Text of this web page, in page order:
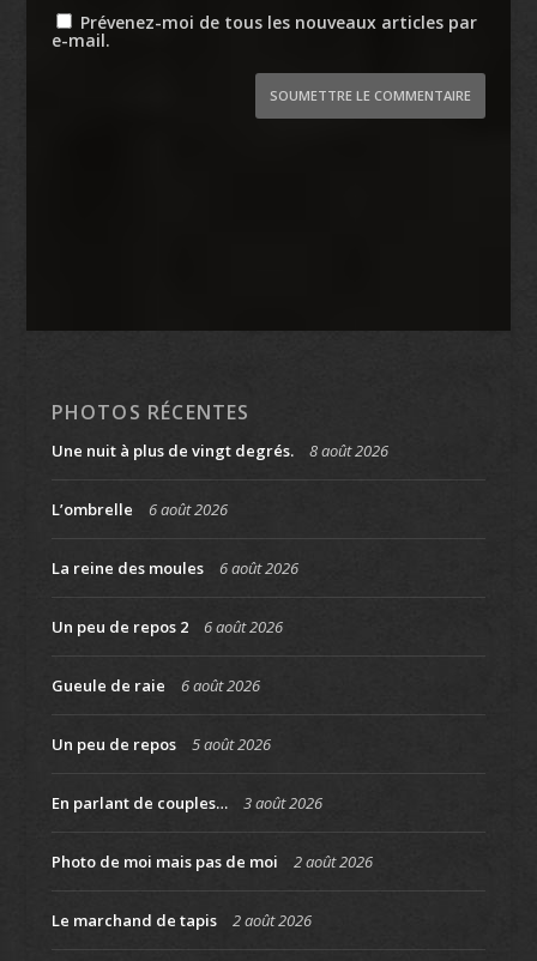
Prévenez-moi de tous les nouveaux articles par
e-mail.
SOUMETTRE LE COMMENTAIRE
PHOTOS RÉCENTES
Une nuit à plus de vingt degrés. 8 août 2026
L’ombrelle 6 août 2026
La reine des moules 6 août 2026
Un peu de repos 2 6 août 2026
Gueule de raie 6 août 2026
Un peu de repos 5 août 2026
En parlant de couples… 3 août 2026
Photo de moi mais pas de moi 2 août 2026
Le marchand de tapis 2 août 2026